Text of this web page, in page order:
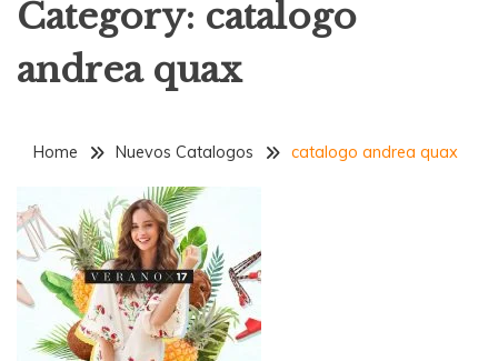
Category: catalogo
andrea quax
Home Nuevos Catalogos catalogo andrea quax